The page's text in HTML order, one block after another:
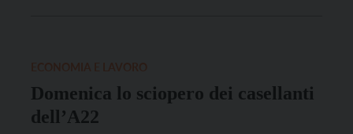
Domenica lo sciopero dei casellanti
dell’A22